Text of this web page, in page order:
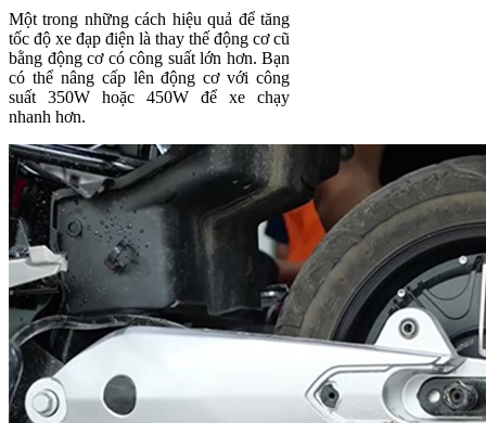
Một trong những cách hiệu quả để tăng
tốc độ xe đạp điện là thay thế động cơ cũ
bằng động cơ có công suất lớn hơn. Bạn
có thể nâng cấp lên động cơ với công
suất 350W hoặc 450W để xe chạy
nhanh hơn.